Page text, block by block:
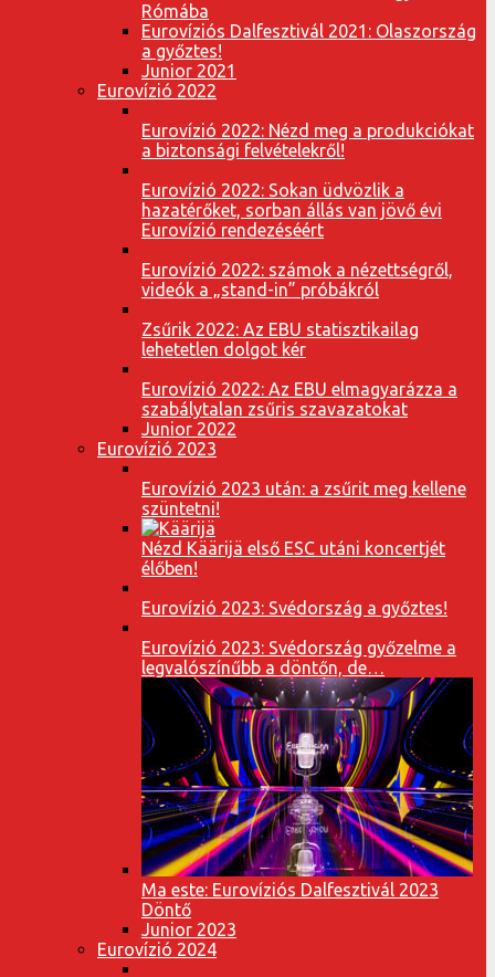
Rómába
Eurovíziós Dalfesztivál 2021: Olaszország
a győztes!
Junior 2021
Eurovízió 2022
Eurovízió 2022: Nézd meg a produkciókat
a biztonsági felvételekről!
Eurovízió 2022: Sokan üdvözlik a
hazatérőket, sorban állás van jövő évi
Eurovízió rendezéséért
Eurovízió 2022: számok a nézettségről,
videók a „stand-in” próbákról
Zsűrik 2022: Az EBU statisztikailag
lehetetlen dolgot kér
Eurovízió 2022: Az EBU elmagyarázza a
szabálytalan zsűris szavazatokat
Junior 2022
Eurovízió 2023
Eurovízió 2023 után: a zsűrit meg kellene
szüntetni!
Nézd Käärijä első ESC utáni koncertjét
élőben!
Eurovízió 2023: Svédország a győztes!
Eurovízió 2023: Svédország győzelme a
legvalószínűbb a döntőn, de…
Ma este: Eurovíziós Dalfesztivál 2023
Döntő
Junior 2023
Eurovízió 2024